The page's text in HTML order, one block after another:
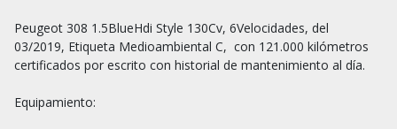
Peugeot 308 1.5BlueHdi Style 130Cv, 6Velocidades, del
03/2019, Etiqueta Medioambiental C,  con 121.000 kilómetros
certificados por escrito con historial de mantenimiento al día.
Equipamiento: